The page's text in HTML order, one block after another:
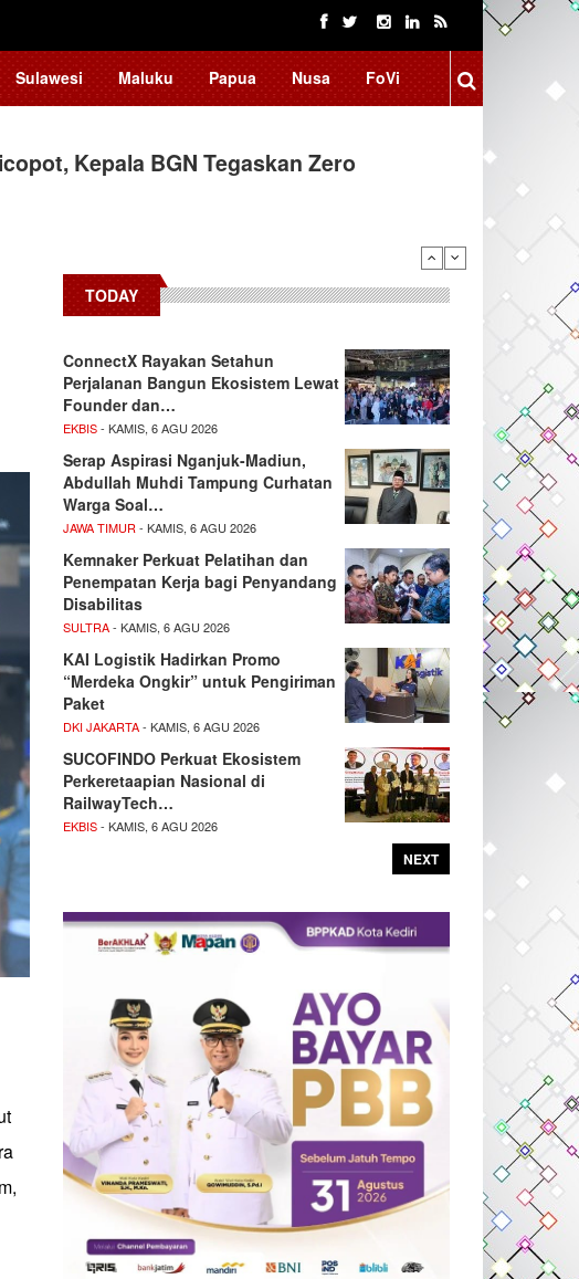
Sulawesi Maluku Papua Nusa FoVi
Kepala BGN Tegaskan Zero
TODAY
ConnectX Rayakan Setahun
Perjalanan Bangun Ekosistem Lewat
Founder dan…
EKBIS- KAMIS, 6 AGU 2026
Serap Aspirasi Nganjuk-Madiun,
Abdullah Muhdi Tampung Curhatan
Warga Soal…
JAWA TIMUR - KAMIS, 6 AGU 2026
Kemnaker Perkuat Pelatihan dan
Penempatan Kerja bagi Penyandang
Disabilitas
SULTRA- KAMIS, 6 AGU 2026
KAI Logistik Hadirkan Promo
“Merdeka Ongkir” untuk Pengiriman
Paket
DKI JAKARTA- KAMIS, 6 AGU 2026
SUCOFINDO Perkuat Ekosistem
Perkeretaapian Nasional di
RailwayTech…
EKBIS- KAMIS, 6 AGU 2026
NEXT